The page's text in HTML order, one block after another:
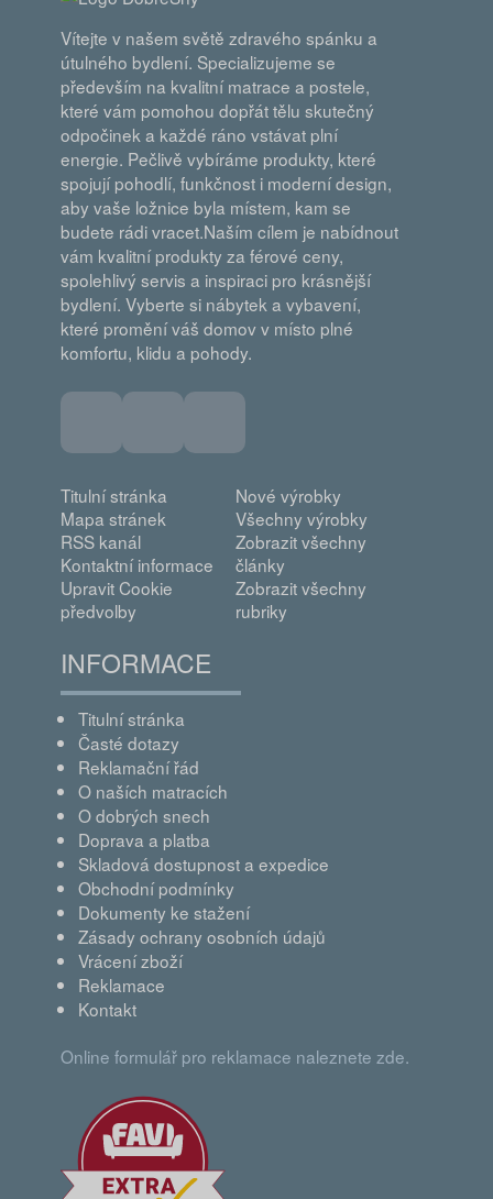
Vítejte v našem světě zdravého spánku a
útulného bydlení. Specializujeme se
především na kvalitní matrace a postele,
které vám pomohou dopřát tělu skutečný
odpočinek a každé ráno vstávat plní
energie. Pečlivě vybíráme produkty, které
spojují pohodlí, funkčnost i moderní design,
aby vaše ložnice byla místem, kam se
budete rádi vracet.Naším cílem je nabídnout
vám kvalitní produkty za férové ceny,
spolehlivý servis a inspiraci pro krásnější
bydlení. Vyberte si nábytek a vybavení,
které promění váš domov v místo plné
komfortu, klidu a pohody.
Titulní stránka
Mapa stránek
RSS kanál
Kontaktní informace
Upravit Cookie
předvolby
Nové výrobky
Všechny výrobky
Zobrazit všechny
články
Zobrazit všechny
rubriky
INFORMACE
Titulní stránka
Časté dotazy
Reklamační řád
O naších matracích
O dobrých snech
Doprava a platba
Skladová dostupnost a expedice
Obchodní podmínky
Dokumenty ke stažení
Zásady ochrany osobních údajů
Vrácení zboží
Reklamace
Kontakt
Online formulář pro reklamace naleznete zde.